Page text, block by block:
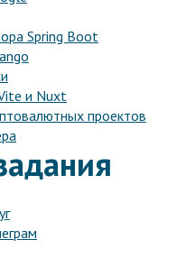
Spring Boot
и Nuxt
проектов